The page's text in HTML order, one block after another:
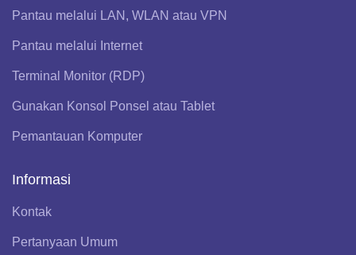
Pantau melalui LAN, WLAN atau VPN
Pantau melalui Internet
Terminal Monitor (RDP)
Gunakan Konsol Ponsel atau Tablet
Pemantauan Komputer
Informasi
Kontak
Pertanyaan Umum